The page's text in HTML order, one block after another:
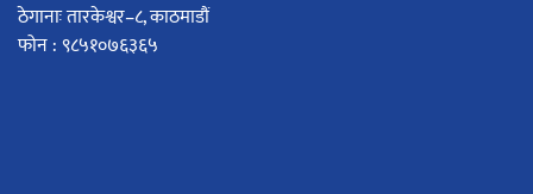
ठेगानाः तारकेश्वर–८, काठमाडौं
फोन : ९८५१०७६३६५